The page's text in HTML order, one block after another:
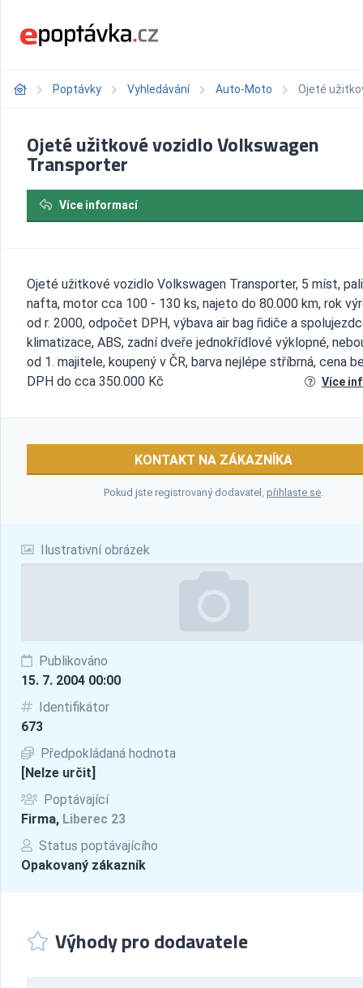
Poptávky Vyhledávání Auto-Moto Ojeté
Ilustrativní obrázek
Publikováno
15. 7. 2004 00:00
Identifikátor
673
Předpokládaná hodnota
[Nelze určit]
Poptávající
Firma, Liberec 23
Status poptávajícího
Opakovaný zákazník
Ojeté užitkové vozidlo Volkswagen
Transporter
Více informací
Ojeté užitkové vozidlo Volkswagen Transporter, 5 míst,
nafta, motor cca 100 - 130 ks, najeto do 80.000 km, rok
od r. 2000, odpočet DPH, výbava air bag řidiče a
klimatizace, ABS, zadní dveře jednokřídlové výklopné,
od 1. majitele, koupený v ČR, barva nejlépe stříbrná, cena
DPH do cca 350.000 Kč
Více
KONTAKT NA ZÁKAZNÍKA
Pokud jste registrovaný dodavatel, přihlaste se.
Výhody pro dodavatele